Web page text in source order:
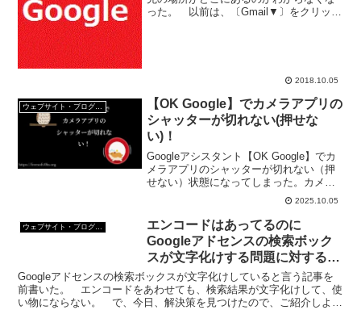
った。 以前は、〔Gmail▼〕をクリック
2018.10.05
【OK Google】でカメラアプリの
シャッターが切れない(押せな
い)！
Googleアシスタント【OK Google】でカ
メラアプリのシャッターが切れない（押
せない）状態になってしまった。カメラ
アプリは起動するし、「シャッターを押
して」といえば「はい、写真を撮りま
す」と答えるのだけれど、写真がとれな
い。何事？
2025.10.05
エンコードはあってるのに
Googleアドセンスの検索ボック
スが文字化けする問題に対する解
決策
Googleアドセンスの検索ボックスが文字化けしていると言う記事を
前書いた。 エンコードをあわせても、検索結果が文字化けして、使
い物にならない。 で、今日、解決策を見つけたので、ご紹介しよう